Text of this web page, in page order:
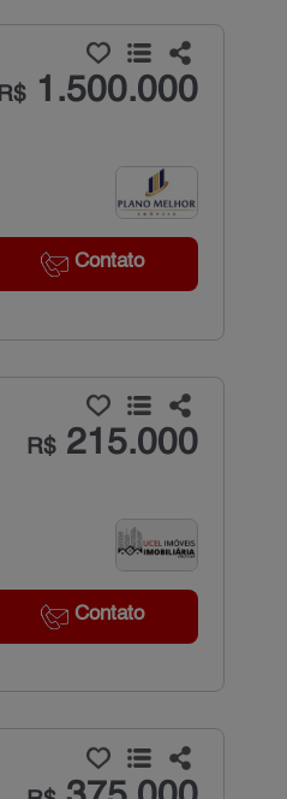
R$1.500.000
Contato
R$215.000
Contato